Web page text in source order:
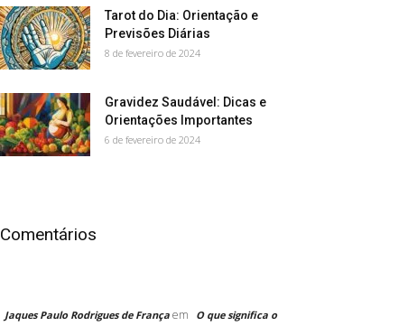
Tarot do Dia: Orientação e
Previsões Diárias
8 de fevereiro de 2024
Gravidez Saudável: Dicas e
Orientações Importantes
6 de fevereiro de 2024
Comentários
Jaques Paulo Rodrigues de França em
O que significa o